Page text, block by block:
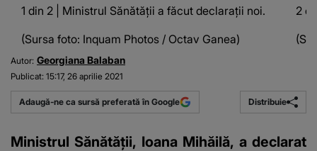
1 din 2 | Ministrul Sănătății a făcut declarații noi.
(Sursa foto: Inquam Photos / Octav Ganea)
2
Autor: Georgiana Balaban
Publicat: 15:17, 26 aprilie 2021
Adaugă-ne ca sursă preferată în Google Distribuie
Ministrul Sănătăţii, Ioana Mihăilă, a declarat